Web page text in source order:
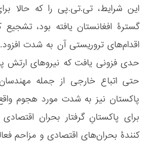
این شرایط، تی‌.تی.پی را که حالا
گسترۀ افغانستان یافته بود،
اقدام‌های تروریستی آن به شدت
حدی فزونی یافت که نیروهای ارتش
حتی اتباع خارجی از جمله
پاکستان نیز به شدت مورد هجوم
برای پاکستانِ گرفتار بحران
کنندۀ بحران‌های اقتصادی و مزاحم